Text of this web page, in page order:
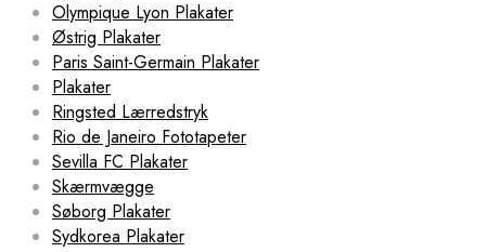
Olympique Lyon Plakater
Østrig Plakater
Paris Saint-Germain Plakater
Plakater
Ringsted Lærredstryk
Rio de Janeiro Fototapeter
Sevilla FC Plakater
Skærmvægge
Søborg Plakater
Sydkorea Plakater